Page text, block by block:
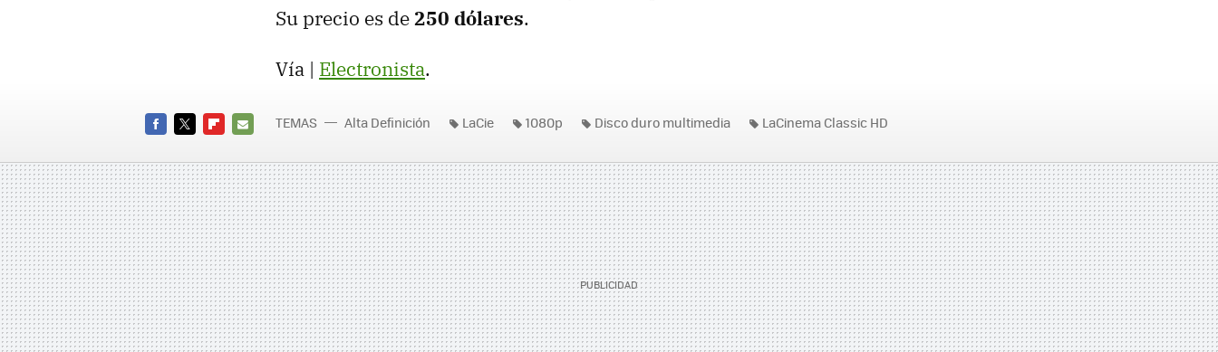
Su precio es de250 dólares.
Vía | Electronista.
MAIL
TEMAS Alta Definición LaCie 1080p Disco duro multimedia LaCinema Classic HD